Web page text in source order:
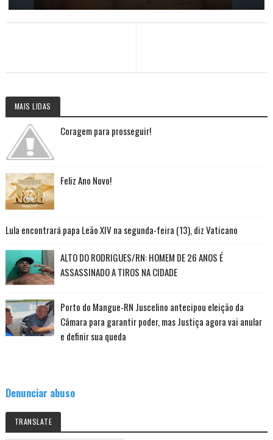
MAIS LIDAS
Coragem para prosseguir!
Feliz Ano Novo!
Lula encontrará papa Leão XIV na segunda-feira (13), diz Vaticano
ALTO DO RODRIGUES/RN: HOMEM DE 26 ANOS É
ASSASSINADO A TIROS NA CIDADE
Porto do Mangue-RN Juscelino antecipou eleição da
Câmara para garantir poder, mas Justiça agora vai anular
e definir sua queda
Denunciar abuso
TRANSLATE